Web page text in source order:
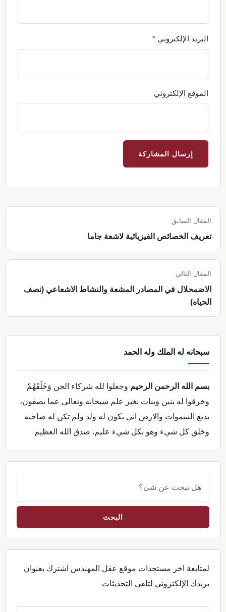
البريد الإلكتروني *
الموقع الإلكتروني
المقال السابق
تعريف الخصائص الفيزيائية لاشعة جاما
المقال التالي
الاضمحلال في المصادر المشعة والنشاط الاشعاعي (نصف
الحياه)
الجانبية
سبحانه له الملك وله الحمد
بسم الله الرحمن الرحيم وجعلوا لله شركاء الجن وَخَلَقَهُمْ
وخرقوا له بنين وبنات بغير علم سبحانه وتعالى عما يصفون،
بديع السموات والارض انى يكون له ولد ولم تكن له صاحبه
وخلق كل شيء وهو بكل شيء عليم. صدق الله العظيم
تبحث
عن
لمتابعة اخر مستجدات موقع عقل المهندس اشترك بعنوان
بريدك الإلكتروني لتلقي التحديثات